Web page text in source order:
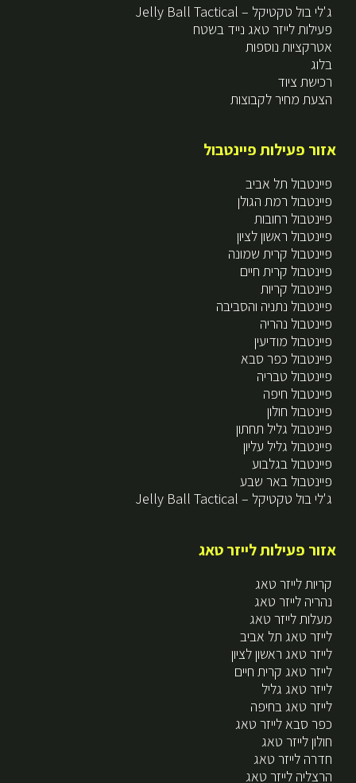
ג'לי בול טקטיקל – Jelly Ball Tactical
פעילות לייזר טאג נייד בשטח
אטרקציות נוספות
בלוג
רכישת ציוד
הצעת מחיר לקבוצות
אזור פעילות פיינטבול
פיינטבול תל אביב
פיינטבול רמת הגולן
פיינטבול רחובות
פיינטבול ראשון לציון
פיינטבול קרית שמונה
פיינטבול קרית חיים
פיינטבול קריות
פיינטבול נתניה והסביבה
פיינטבול נהריה
פיינטבול מודיעין
פיינטבול כפר סבא
פיינטבול טבריה
פיינטבול חיפה
פיינטבול חולון
פיינטבול גליל תחתון
פיינטבול גליל עליון
פיינטבול בגלבוע
פיינטבול באר שבע
ג'לי בול טקטיקל – Jelly Ball Tactical
אזור פעילות לייזר טאג
קריות לייזר טאג
נהריה לייזר טאג
מעלות לייזר טאג
לייזר טאג תל אביב
לייזר טאג ראשון לציון
לייזר טאג קרית חיים
לייזר טאג גליל
לייזר טאג בחיפה
כפר סבא לייזר טאג
חולון לייזר טאג
חדרה לייזר טאג
הרצליה לייזר טאג